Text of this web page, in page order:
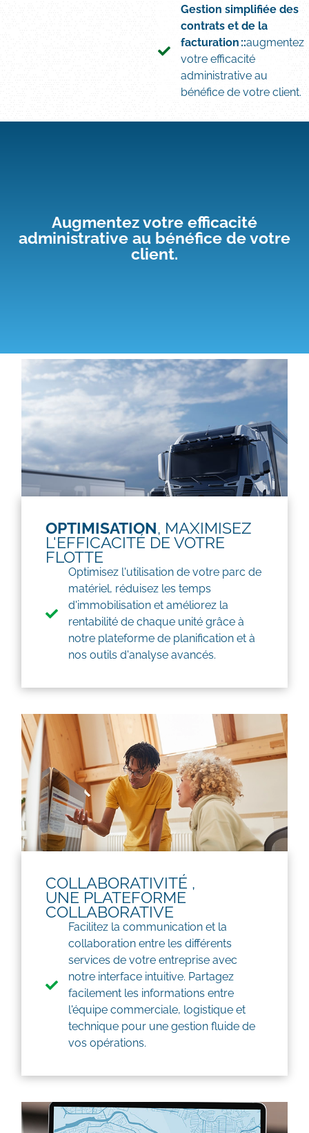
Gestion simplifiée des
contrats et de la
facturation ::augmentez
votre efficacité
administrative au
bénéfice de votre client.
Augmentez votre efficacité
administrative au bénéfice de votre
client.
OPTIMISATION, MAXIMISEZ
L'EFFICACITÉ DE VOTRE
FLOTTE
Optimisez l'utilisation de votre parc de
matériel, réduisez les temps
d'immobilisation et améliorez la
rentabilité de chaque unité grâce à
notre plateforme de planification et à
nos outils d'analyse avancés.
COLLABORATIVITÉ ,
UNE PLATEFORME
COLLABORATIVE
Facilitez la communication et la
collaboration entre les différents
services de votre entreprise avec
notre interface intuitive. Partagez
facilement les informations entre
l'équipe commerciale, logistique et
technique pour une gestion fluide de
vos opérations.